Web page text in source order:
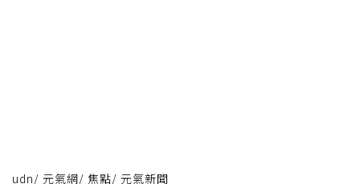
udn/ 元氣網/ 焦點/ 元氣新聞